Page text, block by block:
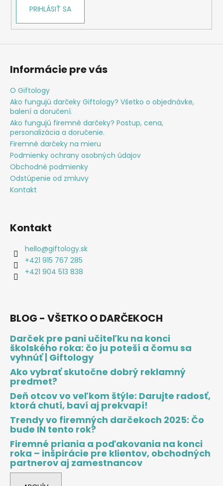
PRIHLÁSIŤ SA
Informácie pre vás
O Giftology
Ako fungujú darčeky Giftology? Všetko o objednávke,
balení a doručení.
Ako fungujú firemné darčeky? Postup, cena,
personalizácia a doručenie.
Firemné darčeky na mieru
Podmienky ochrany osobných údajov
Obchodné podmienky
Odstúpenie od zmluvy
Kontakt
Kontakt
hello@giftology.sk
+421 915 767 285
+421 904 513 838
BLOG - VŠETKO O DARČEKOCH
Darček pre pani učiteľku na konci
školského roka: čo ju poteší a čomu sa
vyhnúť | Giftology
Ako vybrať skutočne dobrý reklamný
predmet?
Deň otcov vo veľkom štýle: Darujte radosť,
ktorá chutí, baví aj prekvapí!
Trendy vo firemných darčekoch 2025: Čo
bude IN tento rok?
Firemné priania a poďakovania na konci
roka – inšpirácie pre klientov, obchodných
partnerov aj zamestnancov